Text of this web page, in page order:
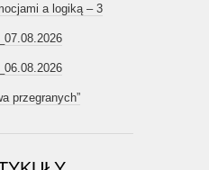
a logiką – 3
przegranych”